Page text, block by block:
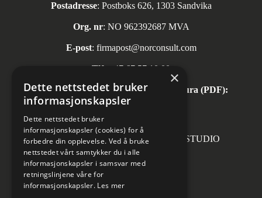
Postadresse: Postboks 626, 1303 Sandvika
Org. nr: NO 962392687 MVA
E-post: firmapost@norconsult.com
Tlf: +47 67 57 10 00
Automatisk mottak av inngående faktura (PDF):
invoice.no@norconsult.com
Forsidefoto: RASMUS HJORTSHOJ STUDIO
×
Dette nettstedet bruker
informasjonskapsler
Dette nettstedet bruker
informasjonskapsler (cookies) for å
forbedre din opplevelse. Ved å bruke
nettstedet vårt samtykker du i alle
informasjonskapsler i samsvar med
retningslinjene våre for
informasjonskapsler. Les mer